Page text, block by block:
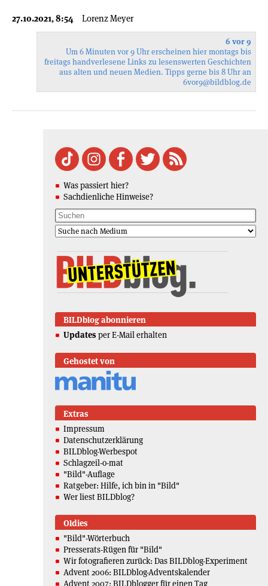
27.10.2021, 8:54 Lorenz Meyer
6 vor 9
Um 6 Minuten vor 9 Uhr erscheinen hier montags bis
freitags handverlesene Links zu lesenswerten Geschichten
aus alten und neuen Medien. Tipps gerne bis 8 Uhr an
6vor9@bildblog.de
Was passiert hier?
Sachdienliche Hinweise?
BILDblog abonnieren
Updates per E-Mail erhalten
Gehostet von
Extras
Impressum
Datenschutzerklärung
BILDblog-Werbespot
Schlagzeil-o-mat
"Bild"-Auflage
Ratgeber: Hilfe, ich bin in "Bild"
Wer liest BILDblog?
Oldies
"Bild"-Wörterbuch
Presserats-Rügen für "Bild"
Wir fotografieren zurück: Das BILDblog-Experiment
Advent 2006: BILDblog-Adventskalender
Advent 2007: BILDblogger für einen Tag